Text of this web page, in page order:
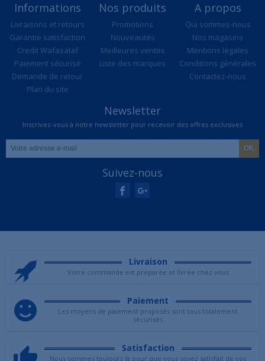
Informations
Livraisons et retours
Garantie satisfaction
Credit Wafasalaf
Paiement sécurisé
Demande de retour
Plan du site
Nos produits
Promotions
Nouveautés
Meilleures ventes
Liste des marques
A propos
Qui sommes-nous
Nos magasins
Mentions légales
Conditions générales
Contactez-nous
Newsletter
Inscrivez-vous à notre newsletter pour recevoir des offres exclusives
Suivez-nous
Livraison
Votre commande est preparée et livrée chez vous
Paiement
Les moyens de paiement proposés sont tous totalement
sécurisés
Satisfaction
Nous sommes toujours là pour que vous soyez satisfait de vos